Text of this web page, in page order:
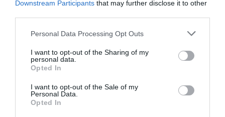
Downstream Participants that may further disclose it to other
Personal Data Processing Opt Outs
I want to opt-out of the Sharing of my
personal data.
Opted In
I want to opt-out of the Sale of my
Personal Data.
Opted In